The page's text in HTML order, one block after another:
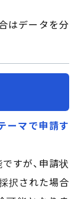
はデータを分
ーマで申請す
すが、申請状
択された場合